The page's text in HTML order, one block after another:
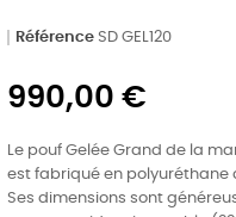
Référence SD GEL120
990,00 €
Le pouf Gelée Grand de la
est fabriqué en polyuréthane
Ses dimensions sont